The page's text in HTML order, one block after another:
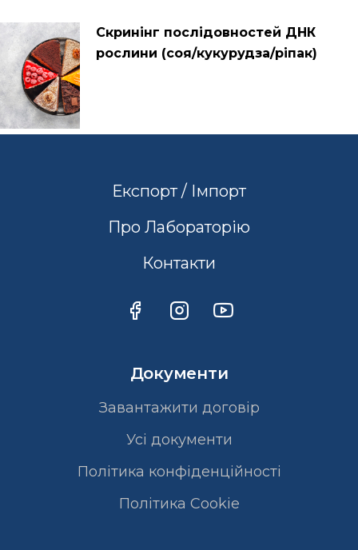
Cкринінг послідовностей ДНК
рослини (соя/кукурудза/ріпак)
Експорт / Імпорт
Про Лабораторію
Контакти
Документи
Завантажити договір
Усі документи
Політика конфіденційності
Полiтика Cookie